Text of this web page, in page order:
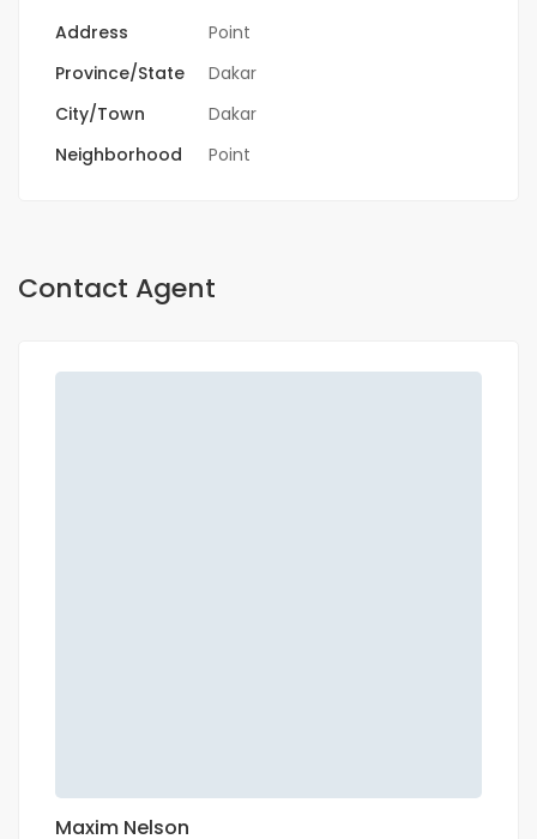
Address
Point
Province/State
Dakar
City/Town
Dakar
Neighborhood
Point
Contact Agent
Maxim Nelson